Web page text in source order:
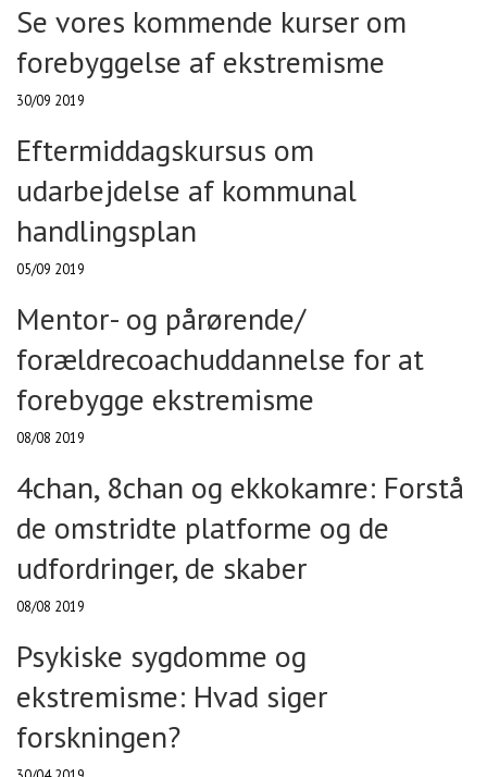
Se vores kommende kurser om
forebyggelse af ekstremisme
30/09 2019
Eftermiddagskursus om
udarbejdelse af kommunal
handlingsplan
05/09 2019
Mentor- og pårørende/
forældrecoachuddannelse for at
forebygge ekstremisme
08/08 2019
4chan, 8chan og ekkokamre: Forstå
de omstridte platforme og de
udfordringer, de skaber
08/08 2019
Psykiske sygdomme og
ekstremisme: Hvad siger
forskningen?